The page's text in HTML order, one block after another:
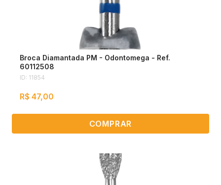
Broca Diamantada PM - Odontomega - Ref.
60112508
ID: 11854
R$ 47,00
COMPRAR